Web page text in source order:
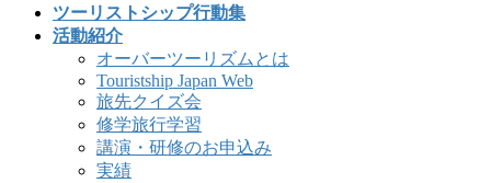
ツーリストシップ行動集
活動紹介
オーバーツーリズムとは
Touristship Japan Web
旅先クイズ会
修学旅行学習
講演・研修のお申込み
実績